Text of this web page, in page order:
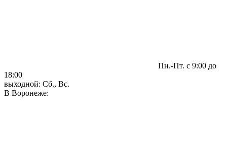
Пн.-Пт. с 9:00 до
18:00
выходной: Сб., Вс.
В Воронеже: